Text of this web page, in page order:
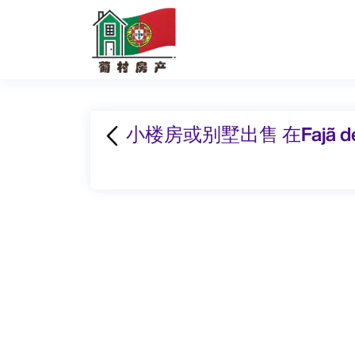
小楼房或别墅出售 在Fajã